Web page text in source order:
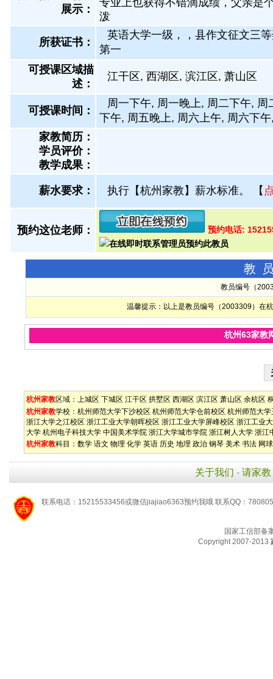
展示 ：
专业上也获得不错滴成绩，父亲是
泼
所获证书 ：
英语大学一级，，县作文征文三
第一
可授课区域描
述：
江干区, 西湖区, 滨江区, 萧山区
可授课时间：
周一下午, 周一晚上, 周二下午,
下午, 周五晚上, 周六上午, 周六下
家教简历：
学员评价：
教学成果：
薪水要求： 执行【杭州家教】薪水标准。 【
预约这位老师： 预约电话:
教
教员编号（
温馨提示：以上是教员编号（2003309）在
杭州63家教
杭州家教区域： 上城区 下城区 江干区 拱墅区 西湖区 滨江区 萧山区 余杭区
杭州家教学校： 杭州师范大学下沙校区 杭州师范大学仓前校区 杭州师范大
浙江大学之江校区 浙江工业大学朝晖校区 浙江工业大学屏峰校区 浙江工业
大学 杭州电子科技大学 中国美术学院 浙江大学城市学院 浙江树人大学 浙江
杭州家教科目： 数学 语文 物理 化学 英语 历史 地理 政治 钢琴 美术 书法 网球
关于我们 - 请家教
联系电话：15215533456或微信jiajiao6363预约我哦 联系QQ：
国家工信部备
Copyright 2007-2013